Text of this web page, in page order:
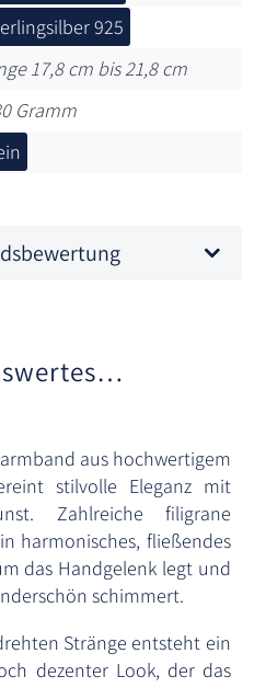
925
17,8 cm bis 21,8 cm
Gramm
aus hochwertigem
stilvolle Eleganz mit
Zahlreiche filigrane
harmonisches, fließendes
das Handgelenk legt und
schimmert.
Stränge entsteht ein
dezenter Look, der das